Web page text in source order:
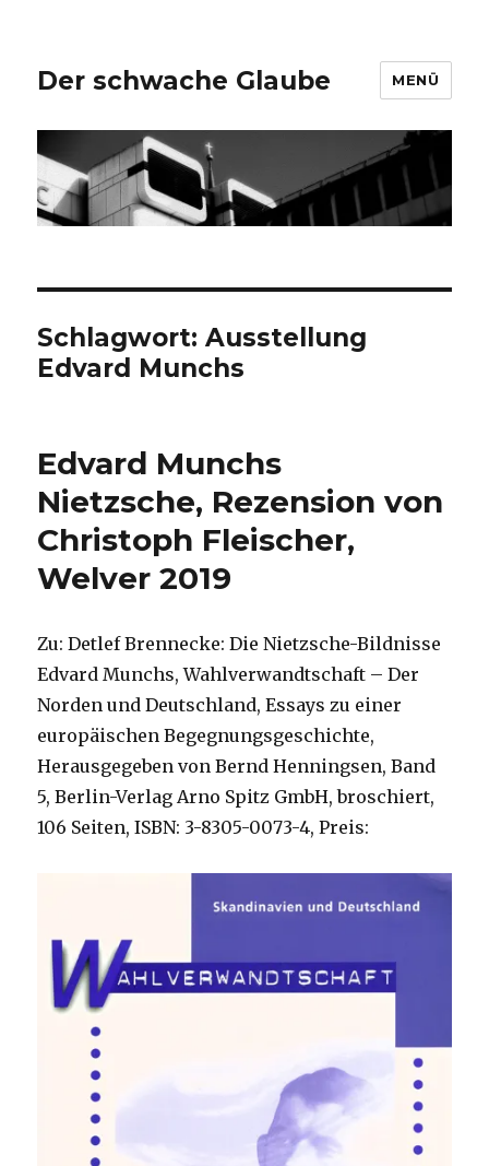
Der schwache Glaube MENÜ
Schlagwort:Ausstellung
Edvard Munchs
Edvard Munchs
Nietzsche, Rezension von
Christoph Fleischer,
Welver 2019
Zu: Detlef Brennecke: Die Nietzsche-Bildnisse
Edvard Munchs, Wahlverwandtschaft – Der
Norden und Deutschland, Essays zu einer
europäischen Begegnungsgeschichte,
Herausgegeben von Bernd Henningsen, Band
5, Berlin-Verlag Arno Spitz GmbH, broschiert,
106 Seiten, ISBN: 3-8305-0073-4, Preis: